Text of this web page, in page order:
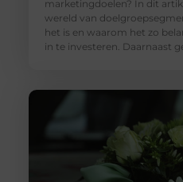
marketingdoelen? In dit
wereld van
het is en waarom het zo
in te investeren. Daarnaast